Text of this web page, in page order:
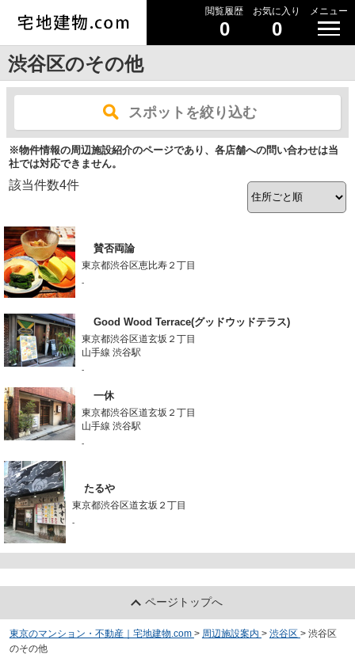
閲覧履歴
0
お気に入り
0
メニュー
渋谷区のその他
スポットを絞り込む
※物件情報の周辺施設紹介のページであり、各店舗への問い合わせは当
社では対応できません。
該当件数4件
賛否両論
東京都渋谷区恵比寿２丁目
-
Good Wood Terrace(グッドウッドテラス)
東京都渋谷区道玄坂２丁目
山手線 渋谷駅
-
一休
東京都渋谷区道玄坂２丁目
山手線 渋谷駅
-
たるや
東京都渋谷区道玄坂２丁目
-
ページトップへ
東京のマンション・不動産｜宅地建物.com > 周辺施設案内 > 渋谷区 > 渋谷区
のその他